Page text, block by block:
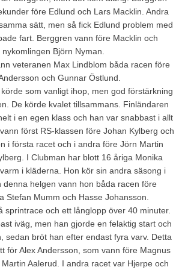
före Edlund och Lars Macklin. Andra
sätt, men så fick Edlund problem med
fart. Berggren vann före Macklin och
nykomlingen Björn Nyman.
veteranen Max Lindblom båda racen före
och Gunnar Östlund.
som vanligt ihop, men god förstärkning
De körde kvalet tillsammans. Finländaren
i en egen klass och han var snabbast i allt
först RS-klassen före Johan Kylberg och
i första racet och i andra före Jörn Martin
I Clubman har blott 16 åriga Monika
i kläderna. Hon kör sin andra säsong i
denna helgen vann hon båda racen före
Stefan Mumm och Hasse Johansson.
sprintrace och ett långlopp över 40 minuter.
iväg, men han gjorde en felaktig start och
sedan bröt han efter endast fyra varv. Detta
för Alex Andersson, som vann före Magnus
Aalerud. I andra racet var Hjerpe och